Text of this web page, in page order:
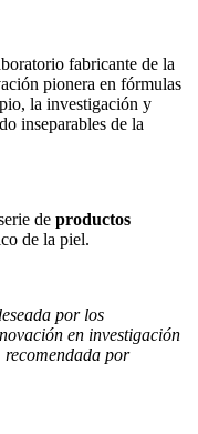
fabricante de la
pionera en fórmulas
la investigación y
inseparables de la
de productos
de la piel.
por los
en investigación
por